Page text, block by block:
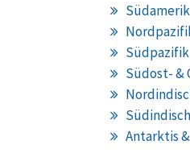
Südpazifik
Südost- &
Antarktis